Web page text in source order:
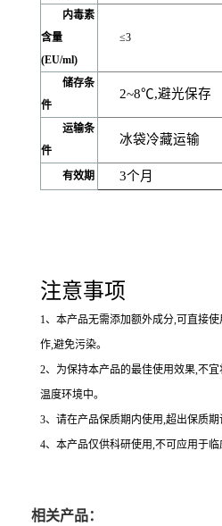
内毒素
含量
(EU/ml)
≤3
储存条
件
2~8℃,避光保存
运输条
件
冰袋冷藏运输
有效期 3个月
注意事项
1、本产品无需添加额外成分,可直接
作,避免污染。
2、为保持本产品的最佳使用效果,不
温度环境中。
3、请在产品保质期内使用,超出保质期
4、本产品仅供科研使用,不可应用于临
相关产品：